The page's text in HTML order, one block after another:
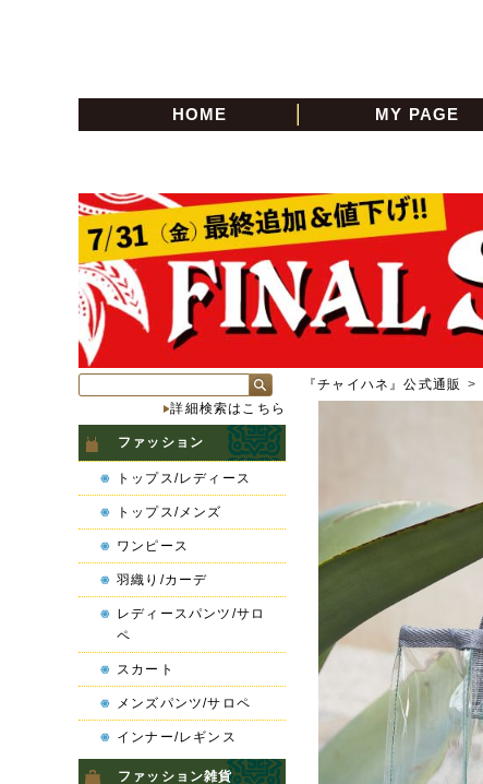
HOME MY PAGE
『チャイハネ』公式通販 >
詳細検索はこちら
ファッション
トップス/レディース
トップス/メンズ
ワンピース
羽織り/カーデ
レディースパンツ/サロ
ペ
スカート
メンズパンツ/サロペ
インナー/レギンス
ファッション雑貨